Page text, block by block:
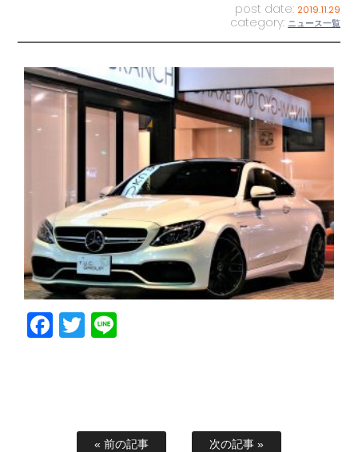
post date: 2019.11.29
category: ニュース一覧
Facebook
Twitter
« 前の記事 次の記事 »